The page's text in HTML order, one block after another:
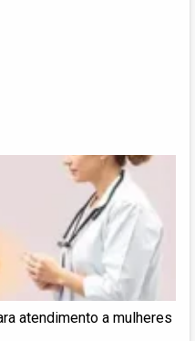
atendimento a mulheres